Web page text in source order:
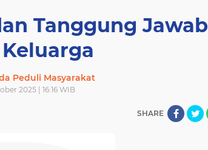
Tanggung Jawab
Peduli Masyarakat
2025 | 16:16 WIB
SHARE